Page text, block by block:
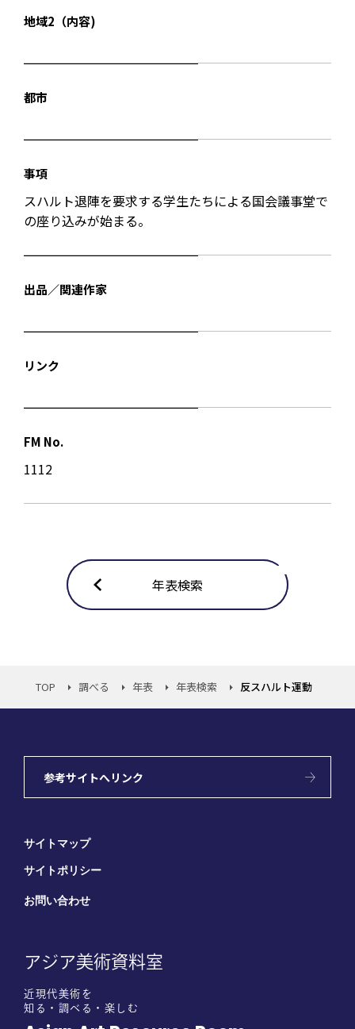
地域2（内容)
都市
事項
スハルト退陣を要求する学生たちによる国会議事堂で
の座り込みが始まる。
出品／関連作家
リンク
FM No.
1112
年表検索
TOP 調べる 年表 年表検索 反スハルト運動
参考サイトへリンク
サイトマップ
サイトポリシー
お問い合わせ
アジア美術資料室
近現代美術を
知る・調べる・楽しむ